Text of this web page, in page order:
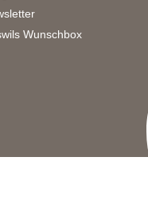
Wunschbox